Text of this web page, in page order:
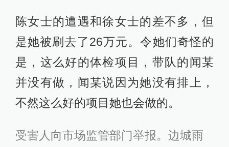
陈女士的遭遇和徐女士的差不多，但
是她被刷去了26万元。令她们奇怪的
是，这么好的体检项目，带队的闻某
并没有做，闻某说因为她没有排上，
不然这么好的项目她也会做的。
受害人向市场监管部门举报。边城雨